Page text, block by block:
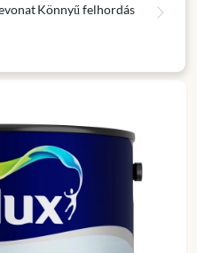
Könnyű felhordás